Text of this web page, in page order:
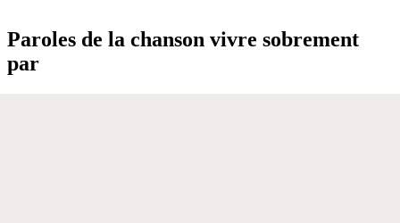
Paroles de la chanson vivre sobrement
par